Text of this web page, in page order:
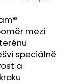
mezi
speciálně
a